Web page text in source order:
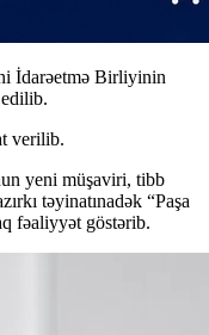
İdarəetmə Birliyinin
verilib.
yeni müşaviri, tibb
təyinatınadək “Paşa
fəaliyyət göstərib.